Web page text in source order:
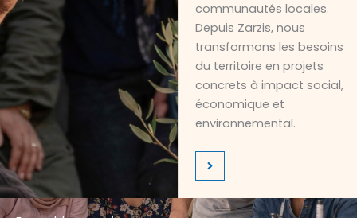
communautés locales.
Depuis Zarzis, nous
transformons les besoins
du territoire en projets
concrets à impact social,
économique et
environnemental.